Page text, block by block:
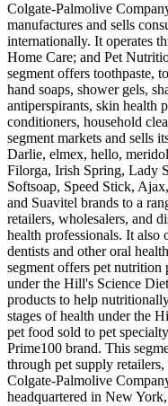
Colgate-Palmolive
manufactures and sells
internationally. It operates
Home Care; and Pet
segment offers toothpaste,
hand soaps, shower gels,
antiperspirants, skin health
conditioners, household
segment markets and sells
Darlie, elmex, hello,
Filorga, Irish Spring, Lady
Softsoap, Speed Stick,
and Suavitel brands to a
retailers, wholesalers, and
health professionals. It also
dentists and other oral
segment offers pet
under the Hill's Science
products to help
stages of health under the
pet food sold to pet
Prime100 brand. This
through pet supply
Colgate-Palmolive
headquartered in New